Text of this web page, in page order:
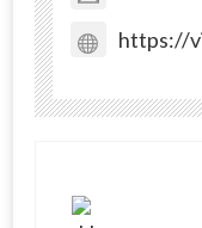
https://